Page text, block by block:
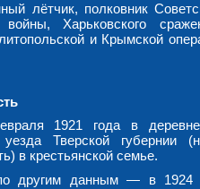
лётчик, полковник
войны, Харьковского
и Крымской
1921 года в
уезда Тверской губернии
в крестьянской семье.
другим данным — в 1924